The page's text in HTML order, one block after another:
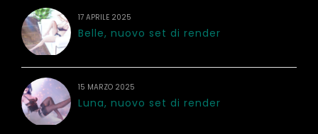
17 APRILE 2025
Belle, nuovo set di render
15 MARZO 2025
Luna, nuovo set di render